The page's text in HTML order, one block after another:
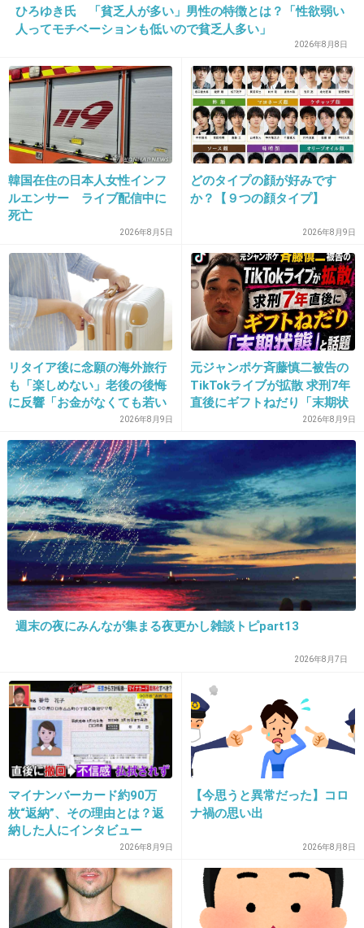
2013/08/01(木) 23:26:24
安心、安全の。タッパウェアー 密閉できるし、レンジも
OK♪
+18 -10
17. 匿名2013/08/01(木) 23:27:05
琉球ガラスが好きです。
+115 -4
18. 匿名2013/08/01(木) 23:27:20
ニトリ
-20
19. 匿名2013/08/01(木) 23:27:26
100きんの！
+9 -27
江戸切子のグラスで飲む酒は美味い！！
+125
21. 匿名 2013/08/01(木) 23:27:42
ニトリとか安いけど、基本白しか買わないから
シンプルで好きかも。
高いお皿は割っちゃったら凹むから買えない
（笑）
ひろゆき氏 「貧乏人が多い」男性の特徴とは？「性欲弱い
人ってモチベーションも低いので貧乏人多い」
2026年8月8日
韓国在住の日本人女性インフ
ルエンサー ライブ配信中に
死亡
2026年8月5日
どのタイプの顔が好みです
か？【９つの顔タイプ】
2026年8月9日
リタイア後に念願の海外旅行
も「楽しめない」老後の後悔
に反響「お金がなくても若い
うちに？」50代以上の切実な
声
2026年8月9日
元ジャンポケ斉藤慎二被告の
TikTokライブが拡散 求刑7年
直後にギフトねだり「末期状
2026年8月9日
週末の夜にみんなが集まる夜更かし雑談トピpart13
2026年8月7日
マイナンバーカード約90万
枚“返納”、その理由とは？返
納した人にインタビュー
2026年8月9日
【今思うと異常だった】コロ
ナ禍の思い出
2026年8月8日